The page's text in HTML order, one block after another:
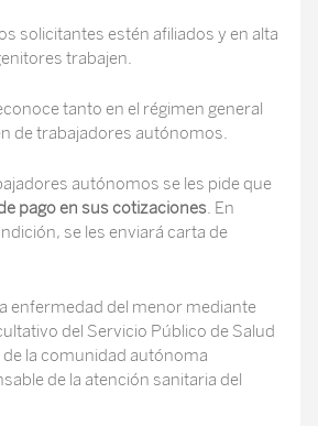
solicitantes estén afiliados y en alta
trabajen.
tanto en el régimen general
de trabajadores autónomos.
autónomos se les pide que
pago en sus cotizaciones. En
se les enviará carta de
enfermedad del menor mediante
del Servicio Público de Salud
la comunidad autónoma
de la atención sanitaria del